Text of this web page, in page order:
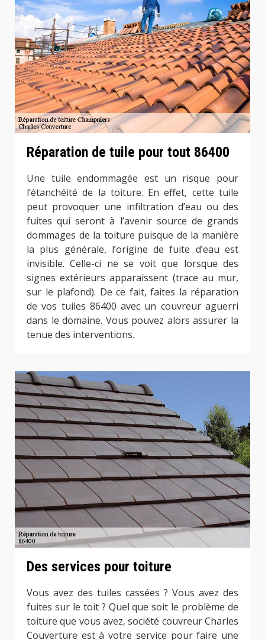
Réparation de tuile pour tout 86400
Une tuile endommagée est un risque pour
l’étanchéité de la toiture. En effet, cette tuile
peut provoquer une infiltration d’eau ou des
fuites qui seront à l’avenir source de grands
dommages de la toiture puisque de la manière
la plus générale, l’origine de fuite d’eau est
invisible. Celle-ci ne se voit que lorsque des
signes extérieurs apparaissent (trace au mur,
sur le plafond). De ce fait, faites la réparation
de vos tuiles 86400 avec un couvreur aguerri
dans le domaine. Vous pouvez alors assurer la
tenue des interventions.
Des services pour toiture
Vous avez des tuiles cassées ? Vous avez des
fuites sur le toit ? Quel que soit le problème de
toiture que vous avez, société couvreur Charles
Couverture est à votre service pour faire une